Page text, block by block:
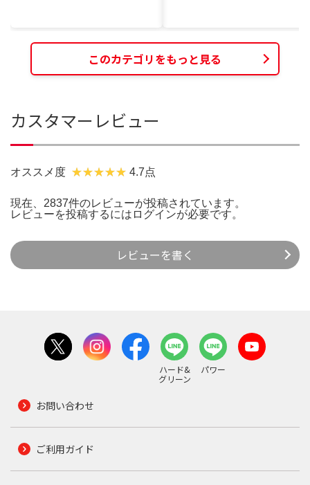
このカテゴリをもっと見る
カスタマーレビュー
オススメ度 4.7点
現在、2837件のレビューが投稿されています。
レビューを投稿するには ログインが必要です。
レビューを書く
ハード&
グリーン
パワー
お問い合わせ
ご利用ガイド